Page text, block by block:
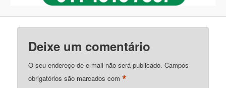
Deixe um comentário
O seu endereço de e-mail não será publicado. Campos
obrigatórios são marcados com*